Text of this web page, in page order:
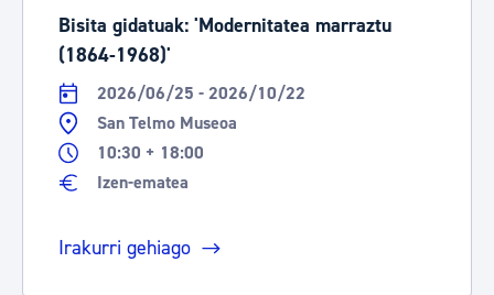
Bisita gidatuak: 'Modernitatea marraztu
(1864-1968)'
2026/06/25 - 2026/10/22
San Telmo Museoa
10:30 + 18:00
Izen-ematea
Irakurri gehiago